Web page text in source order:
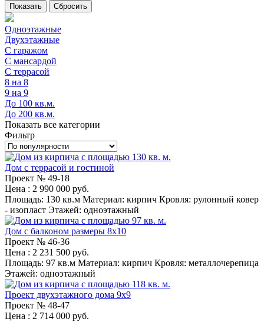
Сбросить
Одноэтажные
Двухэтажные
С гаражом
С мансардой
С террасой
8 на 8
9 на 9
До 100 кв.м.
До 200 кв.м.
Показать все категории
Фильтр
Дом с террасой и гостиной
Проект № 49-18
Цена : 2 990 000 руб.
Площадь: 130 кв.м Материал: кирпич Кровля: рулонный ковер
- изопласт Этажей: одноэтажный
Дом с балконом размеры 8x10
Проект № 46-36
Цена : 2 231 500 руб.
Площадь: 97 кв.м Материал: кирпич Кровля: металлочерепица
Этажей: одноэтажный
Проект двухэтажного дома 9x9
Проект № 48-47
Цена : 2 714 000 руб.